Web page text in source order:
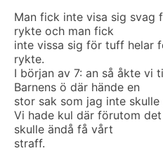
Man fick inte visa sig
rykte och man fick
inte vissa sig för tuff helar
rykte.
I början av 7: an så åkte vi
Barnens ö där hände en
stor sak som jag inte skulle
Vi hade kul där förutom
skulle ändå få vårt
straff.